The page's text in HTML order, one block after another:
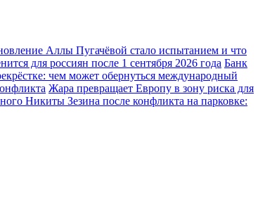
Аллы Пугачёвой стало испытанием и что
для россиян после 1 сентября 2026 года Банк
чем может обернуться международный
Жара превращает Европу в зону риска для
Никиты Зезина после конфликта на парковке: